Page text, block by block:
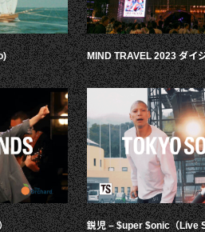
MIND TRAVEL 2023 ダイ
鋭児 – $uper $onic（Live